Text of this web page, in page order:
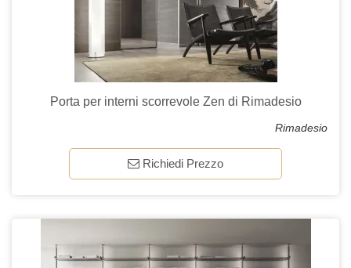
Porta per interni scorrevole Zen di Rimadesio
Rimadesio
Richiedi Prezzo